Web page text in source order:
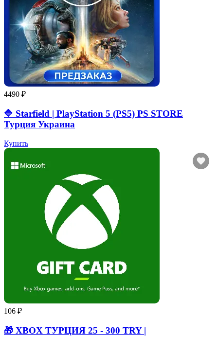
4490 ₽
🔷 Starfield | PlayStation 5 (PS5) PS STORE
Турция Украина
Купить
106 ₽
🎁 XBOX ТУРЦИЯ 25 - 300 TRY |